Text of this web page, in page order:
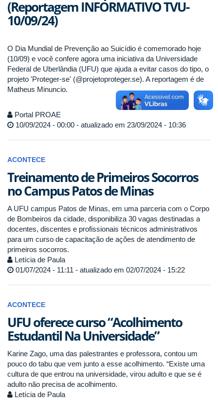
(Reportagem INFORMATIVO TVU-
10/09/24)
O Dia Mundial de Prevenção ao Suicídio é comemorado hoje
(10/09) e você confere agora uma iniciativa da Universidade
Federal de Uberlândia (UFU) que ajuda a evitar casos do tipo, o
projeto 'Proteger-se' (@projetoproteger.se). A reportagem é de
Matheus Minuncio.
Portal PROAE
10/09/2024 - 00:00 - atualizado em 23/09/2024 - 10:36
ACONTECE
Treinamento de Primeiros Socorros
no Campus Patos de Minas
A UFU campus Patos de Minas, em uma parceria com o Corpo
de Bombeiros da cidade, disponibiliza 30 vagas destinadas a
docentes, discentes e profissionais técnicos administrativos
para um curso de capacitação de ações de atendimento de
primeiros socorros.
Letícia de Paula
01/07/2024 - 11:11 - atualizado em 02/07/2024 - 15:22
ACONTECE
UFU oferece curso “Acolhimento
Estudantil Na Universidade”
Karine Zago, uma das palestrantes e professora, contou um
pouco do tabu que vem junto a esse acolhimento. “Existe uma
cultura de que entrou na universidade, virou adulto e que se é
adulto não precisa de acolhimento.
Letícia de Paula